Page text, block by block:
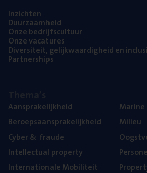
Inzich­ten
Duur­zaam­heid
Onze bedrijfs­cul­tuur
Onze vaca­tu­res
Diver­si­teit, gelijk­waar­dig­heid en
Part­ner­ships
Aan­spra­ke­lijk­heid
Beroeps­aan­spra­ke­lijk­heid
Cyber& fraude
Intel­lec­tu­al property
Inter­na­ti­o­na­le Mobiliteit
Mari­ne
Mili­eu